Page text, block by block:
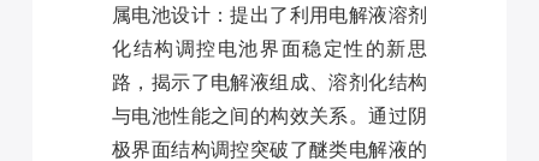
属电池设计：提出了利用电解液溶剂
化结构调控电池界面稳定性的新思
路，揭示了电解液组成、溶剂化结构
与电池性能之间的构效关系。通过阴
极界面结构调控突破了醚类电解液的